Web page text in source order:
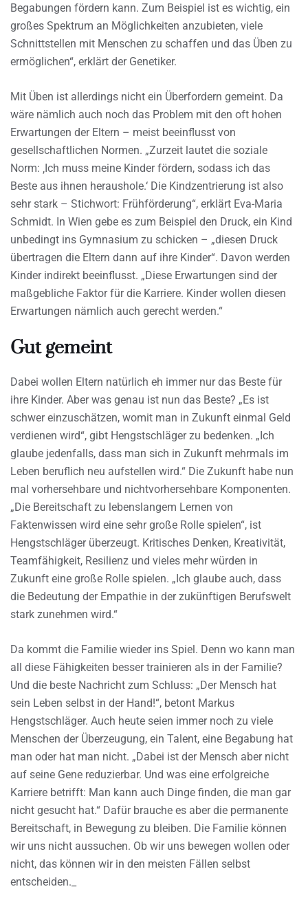
Begabungen fördern kann. Zum Beispiel ist es wichtig, ein
großes Spektrum an Möglichkeiten anzubieten, viele
Schnittstellen mit Menschen zu schaffen und das Üben zu
ermöglichen“, erklärt der Genetiker.
Mit Üben ist allerdings nicht ein Überfordern gemeint. Da
wäre nämlich auch noch das Problem mit den oft hohen
Erwartungen der Eltern – meist beeinflusst von
gesellschaftlichen Normen. „Zurzeit lautet die soziale
Norm: ‚Ich muss meine Kinder fördern, sodass ich das
Beste aus ihnen heraushole.‘ Die Kindzentrierung ist also
sehr stark – Stichwort: Frühförderung“, erklärt Eva-Maria
Schmidt. In Wien gebe es zum Beispiel den Druck, ein Kind
unbedingt ins Gymnasium zu schicken – „diesen Druck
übertragen die Eltern dann auf ihre Kinder“. Davon werden
Kinder indirekt beeinflusst. „Diese Erwartungen sind der
maßgebliche Faktor für die Karriere. Kinder wollen diesen
Erwartungen nämlich auch gerecht werden.“
Gut gemeint
Dabei wollen Eltern natürlich eh immer nur das Beste für
ihre Kinder. Aber was genau ist nun das Beste? „Es ist
schwer einzuschätzen, womit man in Zukunft einmal Geld
verdienen wird“, gibt Hengstschläger zu bedenken. „Ich
glaube jedenfalls, dass man sich in Zukunft mehrmals im
Leben beruflich neu aufstellen wird.“ Die Zukunft habe nun
mal vorhersehbare und nichtvorhersehbare Komponenten.
„Die Bereitschaft zu lebenslangem Lernen von
Faktenwissen wird eine sehr große Rolle spielen“, ist
Hengstschläger überzeugt. Kritisches Denken, Kreativität,
Teamfähigkeit, Resilienz und vieles mehr würden in
Zukunft eine große Rolle spielen. „Ich glaube auch, dass
die Bedeutung der Empathie in der zukünftigen Berufswelt
stark zunehmen wird.“
Da kommt die Familie wieder ins Spiel. Denn wo kann man
all diese Fähigkeiten besser trainieren als in der Familie?
Und die beste Nachricht zum Schluss: „Der Mensch hat
sein Leben selbst in der Hand!“, betont Markus
Hengstschläger. Auch heute seien immer noch zu viele
Menschen der Überzeugung, ein Talent, eine Begabung hat
man oder hat man nicht. „Dabei ist der Mensch aber nicht
auf seine Gene reduzierbar. Und was eine erfolgreiche
Karriere betrifft: Man kann auch Dinge finden, die man gar
nicht gesucht hat.“ Dafür brauche es aber die permanente
Bereitschaft, in Bewegung zu bleiben. Die Familie können
wir uns nicht aussuchen. Ob wir uns bewegen wollen oder
nicht, das können wir in den meisten Fällen selbst
entscheiden._